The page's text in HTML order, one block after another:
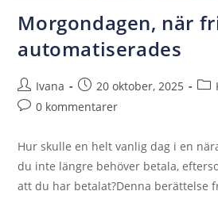
Morgondagen, när
automatiserades
Ivana 20 oktober, 2025
0 kommentarer
Hur skulle en helt vanlig dag i en
du inte längre behöver betala,
att du har betalat?Denna berättelse